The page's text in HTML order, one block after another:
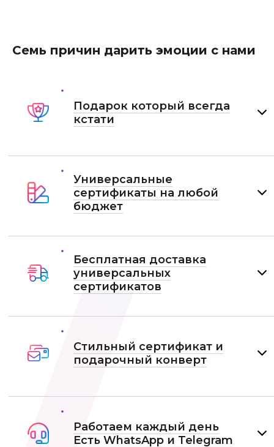
Семь причин дарить эмоции с нами
Подарок который всегда
кстати
Универсальные
сертификаты на любой
бюджет
Бесплатная доставка
универсальных
сертификатов
Стильный сертификат и
подарочный конверт
Работаем каждый день
Есть WhatsApp и Telеgram